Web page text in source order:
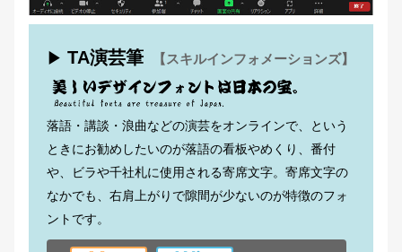
▶ TA演芸筆 【スキルインフォメーションズ】
落語・講談・浪曲などの演芸をオンラインで、という
ときにお勧めしたいのが落語の看板やめくり、番付
や、ビラや千社札に使用される寄席文字。寄席文字の
なかでも、右肩上がりで隙間が少ないのが特徴のフォ
ントです。